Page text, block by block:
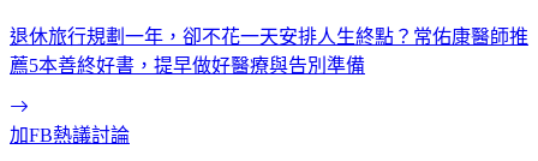
退休旅行規劃一年，卻不花一天安排人生終點？常佑康醫師推
薦5本善終好書，提早做好醫療與告別準備
加FB熱議討論